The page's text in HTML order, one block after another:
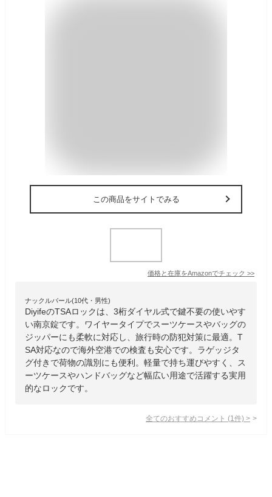
この商品をサイトでみる
価格と在庫をAmazonでチェック >>
ナックルバール(10代・男性)
DiyifeのTSAロックは、3桁ダイヤル式で鍵不要の使いやす
い南京錠です。ワイヤータイプでスーツケースやバッグの
ジッパーにも柔軟に対応し、旅行時の防犯対策に最適。T
SA対応なので海外空港での検査も安心です。ラゲッジタ
グ付きで荷物の識別にも便利。軽量で持ち運びやすく、ス
ーツケースやハンドバッグなど幅広い用途で活躍する実用
的なロックです。
全てのおすすめコメント (1 件) >